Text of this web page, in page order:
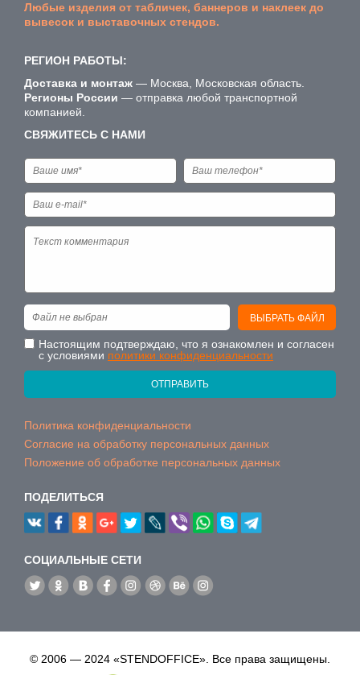
Любые изделия от табличек, баннеров и наклеек до
вывесок и выставочных стендов.
РЕГИОН РАБОТЫ:
Доставка и монтаж — Москва, Московская область.
Регионы России — отправка любой транспортной
компанией.
СВЯЖИТЕСЬ С НАМИ
ВЫБРАТЬ ФАЙЛ
Файл не выбран
Настоящим подтверждаю, что я ознакомлен и согласен
с условиями политики конфиденциальности
ОТПРАВИТЬ
Политика конфиденциальности
Согласие на обработку персональных данных
Положение об обработке персональных данных
ПОДЕЛИТЬСЯ
CОЦИАЛЬНЫЕ СЕТИ
© 2006 — 2024 «STENDOFFICE». Все права защищены.